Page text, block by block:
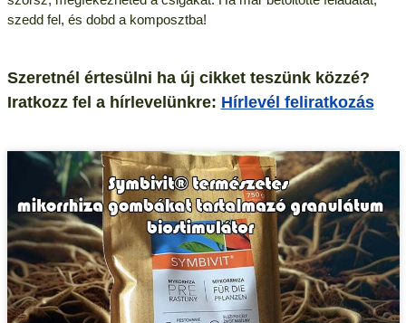
szedd fel, és dobd a komposztba!
Szeretnél értesülni ha új cikket teszünk közzé?
Iratkozz fel a hírlevelünkre: Hírlevél feliratkozás